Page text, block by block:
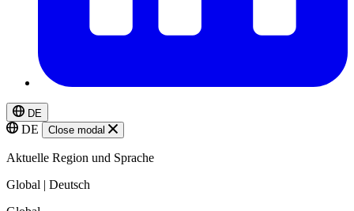
DE
DE Close modal
Aktuelle Region und Sprache
Global | Deutsch